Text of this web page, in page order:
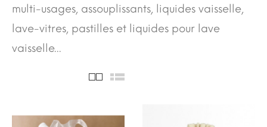
multi-usages, assouplissants, liquides vaisselle,
lave-vitres, pastilles et liquides pour lave
vaisselle...